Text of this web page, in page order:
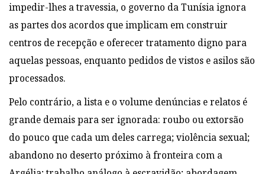
impedir-lhes a travessia, o governo da Tunísia ignora
as partes dos acordos que implicam em construir
centros de recepção e oferecer tratamento digno para
aquelas pessoas, enquanto pedidos de vistos e asilos são
processados.
Pelo contrário, a lista e o volume denúncias e relatos é
grande demais para ser ignorada: roubo ou extorsão
do pouco que cada um deles carrega; violência sexual;
abandono no deserto próximo à fronteira com a